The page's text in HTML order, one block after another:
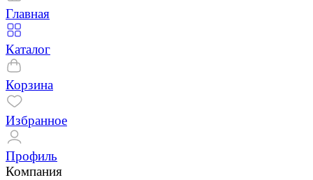
Главная
Каталог
Корзина
Избранное
Профиль
Компания